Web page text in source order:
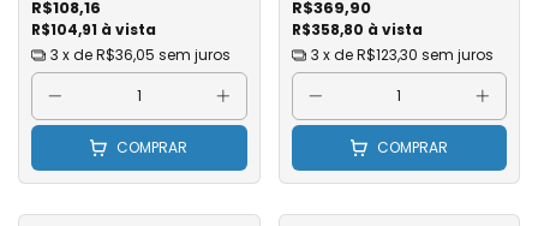
- caixa com 48
R$104,91 à vista
R$108,16
3 x deR$36,05 sem juros
COMPRAR
com 100 Unidades
R$358,80 à vista
R$369,90
3 x deR$123,30 sem juros
COMPRAR